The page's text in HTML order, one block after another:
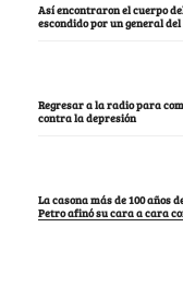
Así encontraron el cuerpo
escondido por un general
Regresar a la radio para
contra la depresión
La casona más de 100 años
Petro afinó su cara a cara